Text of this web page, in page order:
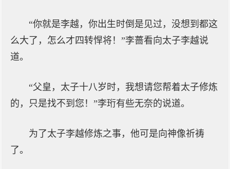
“你就是李越，你出生时倒是见过，没想到都这
么大了，怎么才四转悍将！”李蔷看向太子李越说
道。
“父皇，太子十八岁时，我想请您帮着太子修炼
的，只是找不到您！”李珩有些无奈的说道。
为了太子李越修炼之事，他可是向神像祈祷
了。